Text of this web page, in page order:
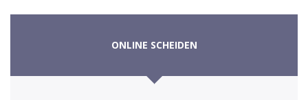
ONLINE SCHEIDEN